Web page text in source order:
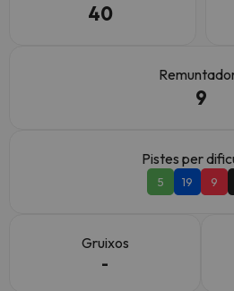
40
9
Pistes per
5 19 9
Gruixos
-